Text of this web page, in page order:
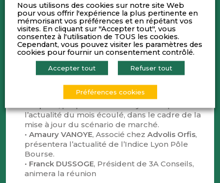
RÉUNION DE CONJONCTURE ECONOMIQUE,
BOURSIÈRE ET FINANCIÈRE
L’invité du mois : Sylvain Bechet,DG Finances
et investissements chez
GL EVENTS.
Éric GALIEGUE, Associé dePhiadvisor
l’actualité du mois écoulé, dans le cadre de la
mise à jour du scénario de marché.
• Amaury VANOYE, Associé chez Advolis Orfis,
présentera l’actualité de l’Indice Lyon Pôle
Bourse.
• Franck DUSSOGE, Président de 3A Conseils,
animera la réunion
Nous utilisons des cookies sur notre site Web
pour vous offrir l'expérience la plus pertinente en
mémorisant vos préférences et en répétant vos
visites. En cliquant sur "Accepter tout", vous
consentez à l'utilisation de TOUS les cookies.
Cependant, vous pouvez visiter les paramètres des
cookies pour fournir un consentement contrôlé.
Accepter tout Refuser tout
Préférences cookies